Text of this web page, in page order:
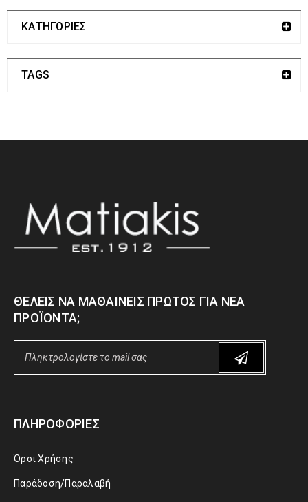
ΚΑΤΗΓΟΡΙΕΣ
TAGS
ΘΈΛΕΙΣ ΝΑ ΜΑΘΑΊΝΕΙΣ ΠΡΏΤΟΣ ΓΙΑ ΝΈΑ
ΠΡΟΪΌΝΤΑ;
ΠΛΗΡΟΦΟΡΊΕΣ
Όροι Χρήσης
Παράδοση/Παραλαβή